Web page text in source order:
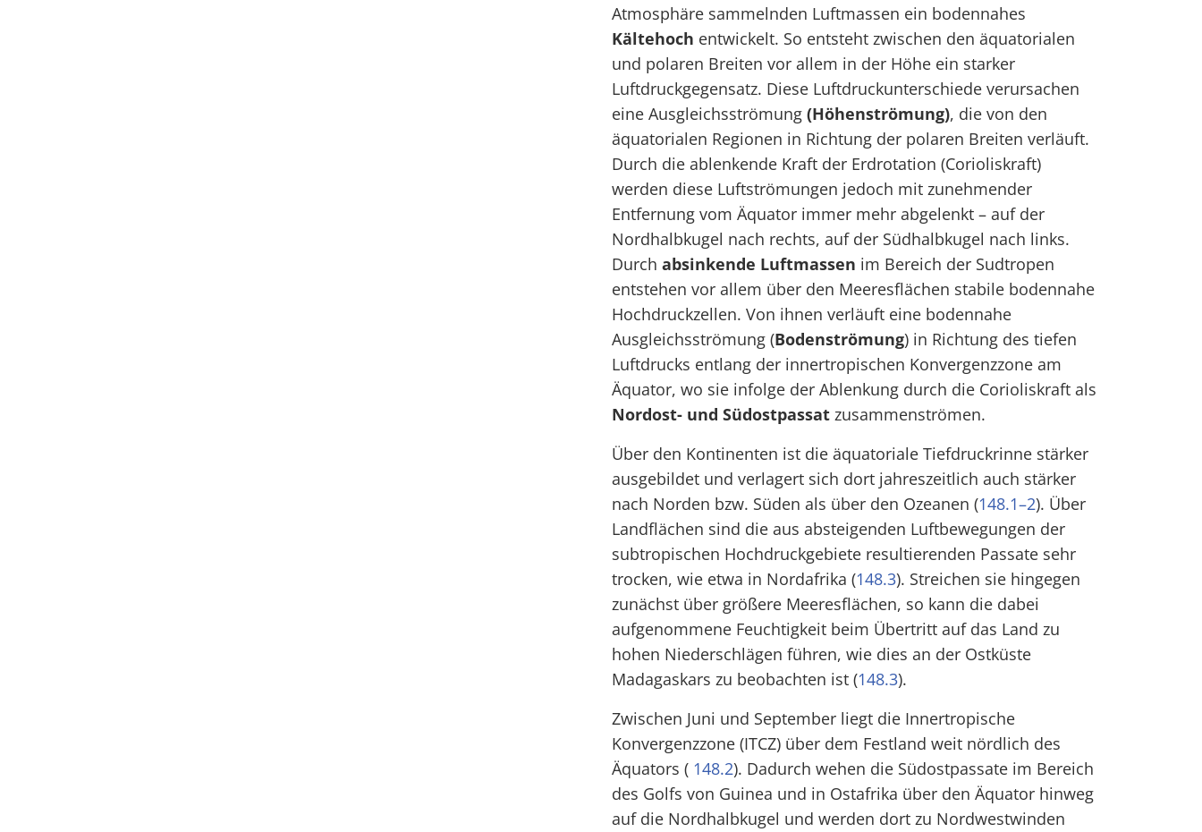
Atmosphäre sammelnden Luftmassen ein bodennahes
Kältehoch entwickelt. So entsteht zwischen den äquatorialen
und polaren Breiten vor allem in der Höhe ein starker
Luftdruckgegensatz. Diese Luftdruckunterschiede verursachen
eine Ausgleichsströmung (Höhenströmung), die von den
äquatorialen Regionen in Richtung der polaren Breiten verläuft.
Durch die ablenkende Kraft der Erdrotation (Corioliskraft)
werden diese Luftströmungen jedoch mit zunehmender
Entfernung vom Äquator immer mehr abgelenkt – auf der
Nordhalbkugel nach rechts, auf der Südhalbkugel nach links.
Durch absinkende Luftmassen im Bereich der Sudtropen
entstehen vor allem über den Meeresflächen stabile bodennahe
Hochdruckzellen. Von ihnen verläuft eine bodennahe
Ausgleichsströmung (Bodenströmung) in Richtung des tiefen
Luftdrucks entlang der innertropischen Konvergenzzone am
Äquator, wo sie infolge der Ablenkung durch die Corioliskraft als
Nordost- und Südostpassat zusammenströmen.
Über den Kontinenten ist die äquatoriale Tiefdruckrinne stärker
ausgebildet und verlagert sich dort jahreszeitlich auch stärker
nach Norden bzw. Süden als über den Ozeanen (148.1–2). Über
Landflächen sind die aus absteigenden Luftbewegungen der
subtropischen Hochdruckgebiete resultierenden Passate sehr
trocken, wie etwa in Nordafrika (148.3). Streichen sie hingegen
zunächst über größere Meeresflächen, so kann die dabei
aufgenommene Feuchtigkeit beim Übertritt auf das Land zu
hohen Niederschlägen führen, wie dies an der Ostküste
Madagaskars zu beobachten ist (148.3).
Zwischen Juni und September liegt die Innertropische
Konvergenzzone (ITCZ) über dem Festland weit nördlich des
Äquators ( 148.2). Dadurch wehen die Südostpassate im Bereich
des Golfs von Guinea und in Ostafrika über den Äquator hinweg
auf die Nordhalbkugel und werden dort zu Nordwestwinden